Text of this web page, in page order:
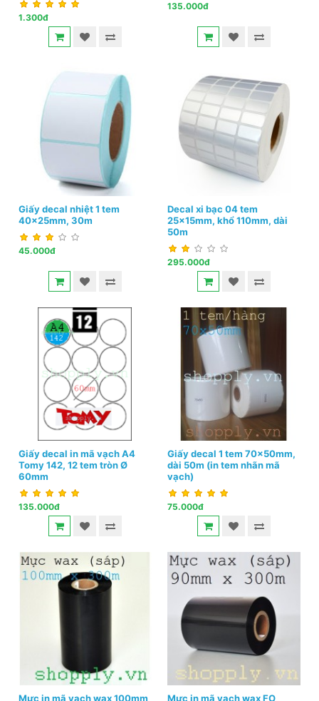
1.300đ
135.000đ
Giấy decal nhiệt 1 tem
40x25mm, 30m
45.000đ
Decal xi bạc 04 tem
25x15mm, khổ 110mm, dài
50m
295.000đ
Giấy decal in mã vạch A4
Tomy 142, 12 tem tròn Ø
60mm
135.000đ
Giấy decal 1 tem 70x50mm,
dài 50m (in tem nhãn mã
vạch)
75.000đ
Mực in mã vạch wax 100mm Mực in mã vạch wax FO